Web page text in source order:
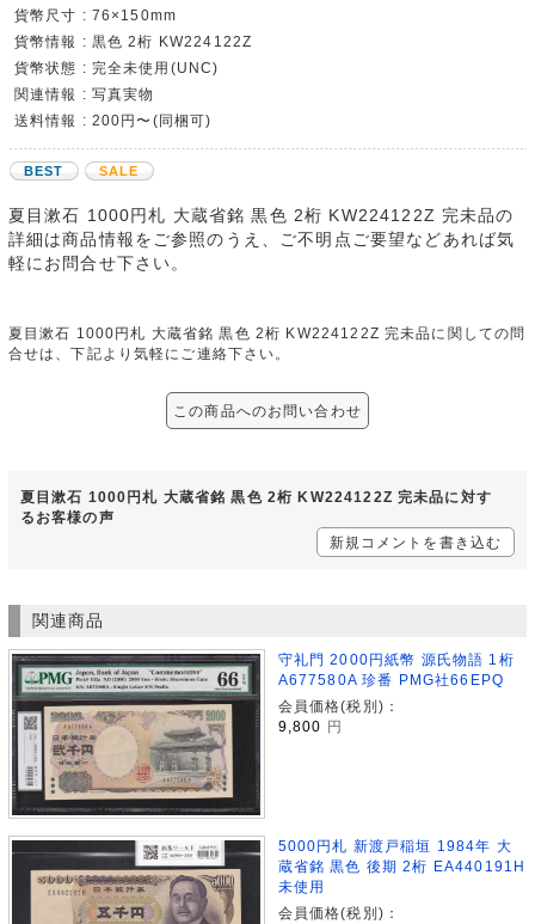
貨幣尺寸 : 76×150mm
貨幣情報 : 黒色 2桁 KW224122Z
貨幣状態 : 完全未使用(UNC)
関連情報 : 写真実物
送料情報 : 200円〜(同梱可)
BEST SALE
夏目漱石 1000円札 大蔵省銘 黒色 2桁 KW224122Z 完未品の
詳細は商品情報をご参照のうえ、ご不明点ご要望などあれば気
軽にお問合せ下さい。
夏目漱石 1000円札 大蔵省銘 黒色 2桁 KW224122Z 完未品に関しての問
合せは、下記より気軽にご連絡下さい。
この商品へのお問い合わせ
夏目漱石 1000円札 大蔵省銘 黒色 2桁 KW224122Z 完未品に対す
るお客様の声
新規コメントを書き込む
関連商品
守礼門 2000円紙幣 源氏物語 1桁
A677580A 珍番 PMG社66EPQ
会員価格(税別)：
9,800
円
5000円札 新渡戸稲垣 1984年 大
蔵省銘 黒色 後期 2桁 EA440191H
未使用
会員価格(税別)：